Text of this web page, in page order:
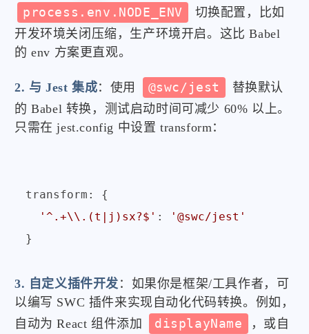
process.env.NODE_ENV
切换配置，比如
开发环境关闭压缩，生产环境开启。这比 Babel
的 env 方案更直观。
2. 与 Jest 集成：使用 @swc/jest
替换默认
的 Babel 转换，测试启动时间可减少 60% 以上。
只需在 jest.config 中设置 transform：
transform : {
'^.+\\.(t|j)sx?$' :
'@swc/jest'
3. 自定义插件开发 ：如果你是框架/工具作者，可
以编写 SWC 插件来实现自动化代码转换。例如，
自动为 React 组件添加
displayName
，或自